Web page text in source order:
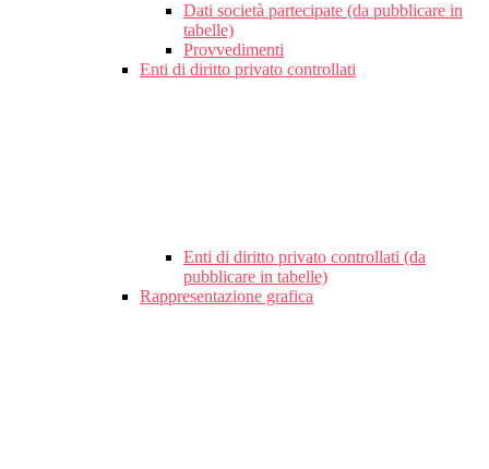
Dati società partecipate (da pubblicare in
tabelle)
Provvedimenti
Enti di diritto privato controllati
Enti di diritto privato controllati (da
pubblicare in tabelle)
Rappresentazione grafica